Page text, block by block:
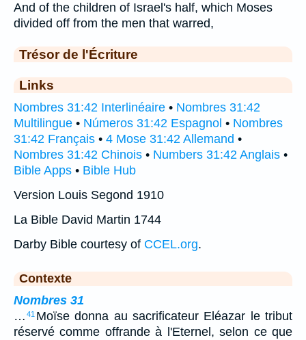
And of the children of Israel's half, which Moses
divided off from the men that warred,
Trésor de l'Écriture
Links
Nombres 31:42 Interlinéaire • Nombres 31:42
Multilingue • Números 31:42 Espagnol • Nombres
31:42 Français • 4 Mose 31:42 Allemand •
Nombres 31:42 Chinois • Numbers 31:42 Anglais •
Bible Apps • Bible Hub
Version Louis Segond 1910
La Bible David Martin 1744
Darby Bible courtesy of CCEL.org.
Contexte
Nombres 31
… 41 Moïse donna au sacrificateur Eléazar le tribut
réservé comme offrande à l'Eternel, selon ce que